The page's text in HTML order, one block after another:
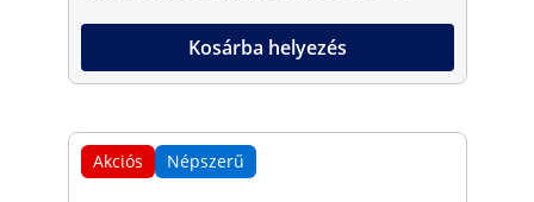
Kosárba helyezés
Akciós Népszerű